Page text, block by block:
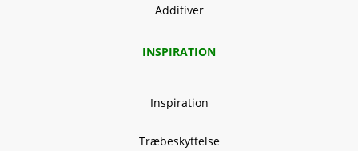
Additiver
INSPIRATION
Inspiration
Træbeskyttelse